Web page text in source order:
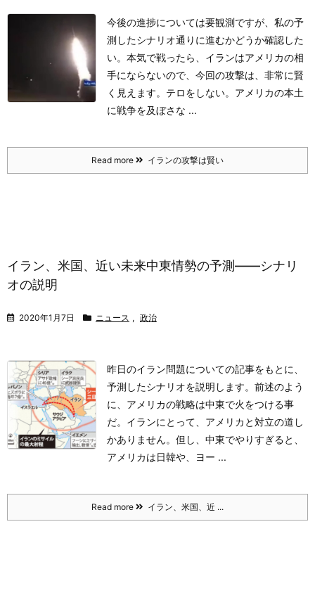
今後の進捗については要観測ですが、私の予
測したシナリオ通りに進むかどうか確認した
い。本気で戦ったら、イランはアメリカの相
手にならないので、今回の攻撃は、非常に賢
く見えます。 テロをしない。アメリカの本土
に戦争を及ぼさな ...
Read more イランの攻撃は賢い
イラン、米国、近い未来中東情勢の予測――シナリ
オの説明
2020年1月7日 ニュース , 政治
昨日のイラン問題についての記事をもとに、
予測したシナリオを説明します。前述のよう
に、アメリカの戦略は中東で火をつける事
だ。イランにとって、アメリカと対立の道し
かありません。但し、中東でやりすぎると、
アメリカは日韓や、ヨー ...
Read more イラン、米国、近 ...